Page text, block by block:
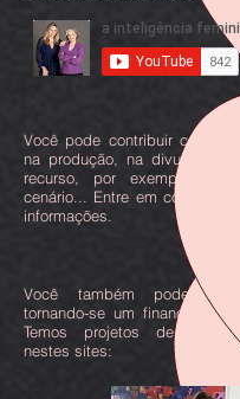
Você também pode
tornando-se um financiador
Temos projetos de
nestes sites:
Você pode contribuir com
na produção, na
recurso, por exemplo,
cenário... Entre em contato
informações.